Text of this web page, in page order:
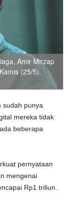
Amir Mirzap
(25/5).
sudah punya
mereka tidak
beberapa
pernyataan
mengenai
Rp1 triliun.